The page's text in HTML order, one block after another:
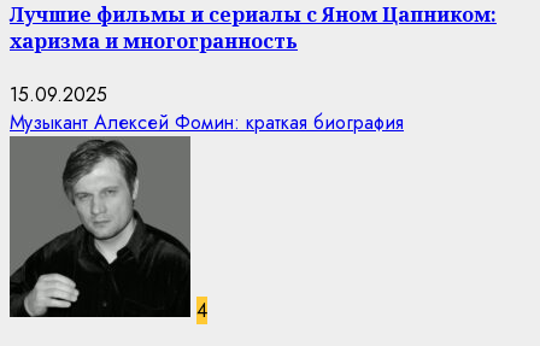
Лучшие фильмы и сериалы с Яном Цапником:
харизма и многогранность
15.09.2025
Музыкант Алексей Фомин: краткая биография
4